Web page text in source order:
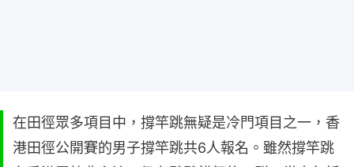
在田徑眾多項目中，撐竿跳無疑是冷門項目之一，香
港田徑公開賽的男子撐竿跳共6人報名。雖然撐竿跳